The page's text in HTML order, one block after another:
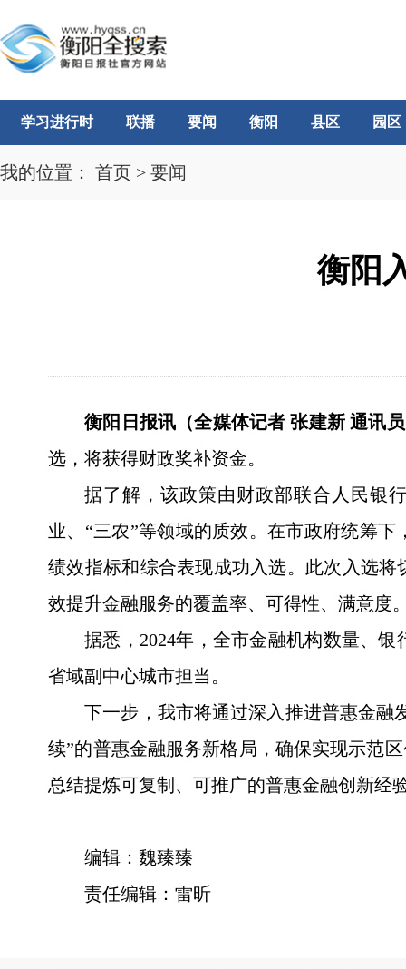
学习进行时 联播 要闻 衡阳 县区 园区
我的位置： 首页 > 要闻
衡阳
衡阳日报讯（全媒体记者 张建新 通讯
选，将获得财政奖补资金。
据了解，该政策由财政部联合人民银
业、“三农”等领域的质效。在市政府统筹
绩效指标和综合表现成功入选。此次入选
效提升金融服务的覆盖率、可得性、满意度
据悉，2024年，全市金融机构数量、
省域副中心城市担当。
下一步，我市将通过深入推进普惠金融
续”的普惠金融服务新格局，确保实现示范
总结提炼可复制、可推广的普惠金融创新经
编辑：魏臻臻
责任编辑：雷昕